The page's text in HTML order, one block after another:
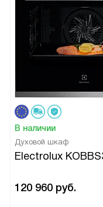
В наличии
Духовой шкаф
Electrolux
120 960 руб.